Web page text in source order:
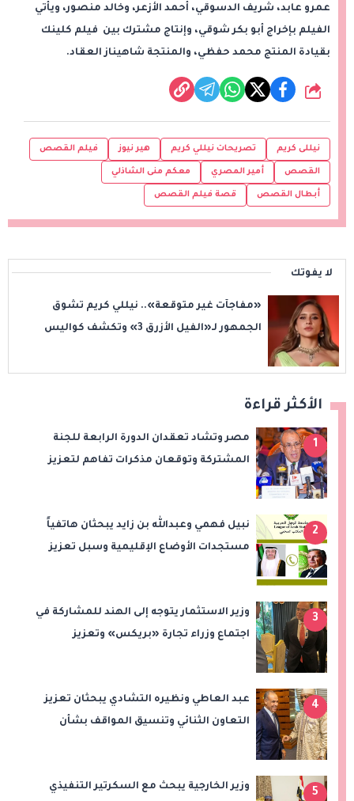
عمرو عابد، شريف الدسوقي، أحمد الأزعر، وخالد منصور، ويأتي
الفيلم بإخراج أبو بكر شوقي، وإنتاج مشترك بين فيلم كلينك⁠
بقيادة المنتج محمد حفظي، والمنتجة شاهيناز العقاد.
شارك
نيللى كريم تصريحات نيللي كريم هير نيوز فيلم القصص
القصص أمير المصري معكم منى الشاذلي
أبطال القصص قصة فيلم القصص
لا يفوتك
«مفاجآت غير متوقعة».. نيللي كريم تشوق
الجمهور لـ«الفيل الأزرق 3» وتكشف كواليس
الأكثر قراءة
1
مصر وتشاد تعقدان الدورة الرابعة للجنة
المشتركة وتوقعان مذكرات تفاهم لتعزيز
2
نبيل فهمي وعبدالله بن زايد يبحثان هاتفياً
مستجدات الأوضاع الإقليمية وسبل تعزيز
3
وزير الاستثمار يتوجه إلى الهند للمشاركة في
اجتماع وزراء تجارة «بريكس» وتعزيز
4
عبد العاطي ونظيره التشادي يبحثان تعزيز
التعاون الثنائي وتنسيق المواقف بشأن
5
وزير الخارجية يبحث مع السكرتير التنفيذي